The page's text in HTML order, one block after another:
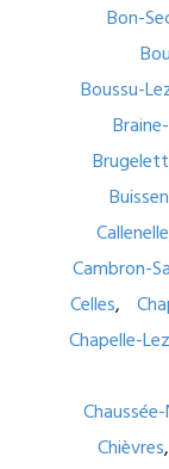
Bon-
Boussu-
Callenelle
Cambron-
Celles
Chapelle-
Chièvres